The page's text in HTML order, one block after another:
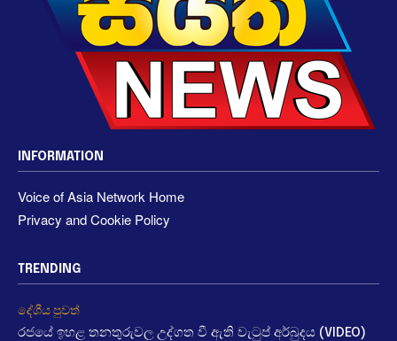
INFORMATION
Voice of Asia Network Home
Privacy and Cookie Policy
TRENDING
දේශීය පුවත්
රජයේ ඉහළ තනතුරුවල උද්ගත වී ඇති වැටුප් අර්බුදය (VIDEO)